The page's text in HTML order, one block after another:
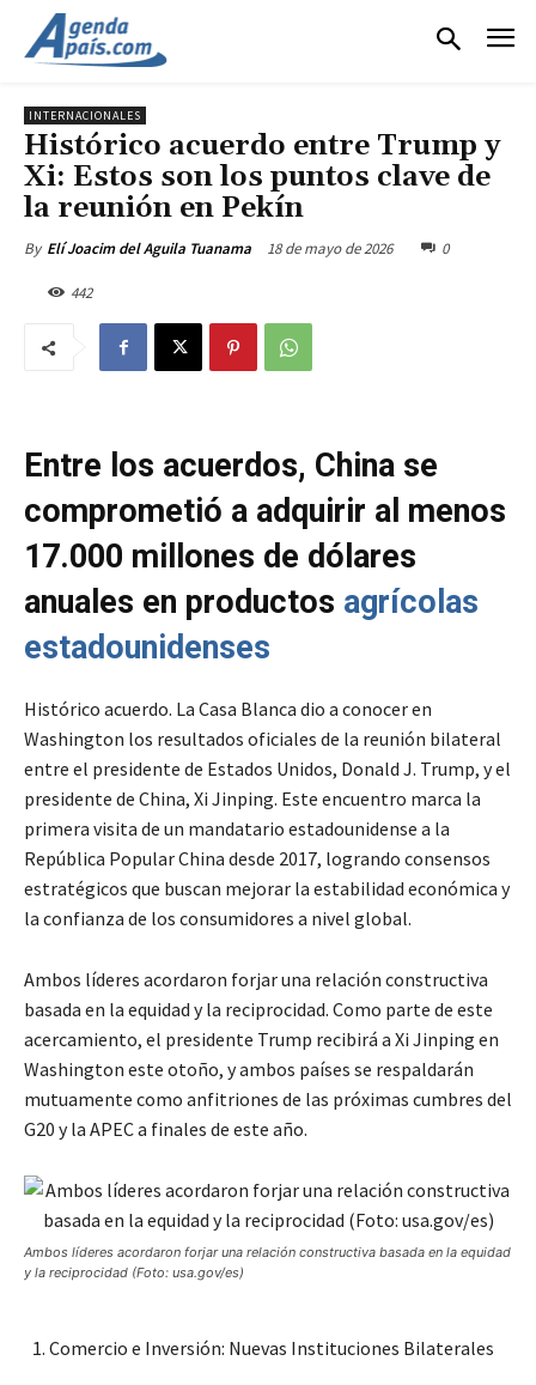
INTERNACIONALES
Histórico acuerdo entre Trump y
Xi: Estos son los puntos clave de
la reunión en Pekín
By Elí Joacim del Aguila Tuanama 18 de mayo de 2026 0
442
Entre los acuerdos, China se
comprometió a adquirir al menos
17.000 millones de dólares
anuales en productos agrícolas
estadounidenses
Histórico acuerdo. La Casa Blanca dio a conocer en
Washington los resultados oficiales de la reunión bilateral
entre el presidente de Estados Unidos, Donald J. Trump, y el
presidente de China, Xi Jinping. Este encuentro marca la
primera visita de un mandatario estadounidense a la
República Popular China desde 2017, logrando consensos
estratégicos que buscan mejorar la estabilidad económica y
la confianza de los consumidores a nivel global.
Ambos líderes acordaron forjar una relación constructiva
basada en la equidad y la reciprocidad. Como parte de este
acercamiento, el presidente Trump recibirá a Xi Jinping en
Washington este otoño, y ambos países se respaldarán
mutuamente como anfitriones de las próximas cumbres del
G20 y la APEC a finales de este año.
Ambos líderes acordaron forjar una relación constructiva basada en la equidad
y la reciprocidad (Foto: usa.gov/es)
Comercio e Inversión: Nuevas Instituciones Bilaterales